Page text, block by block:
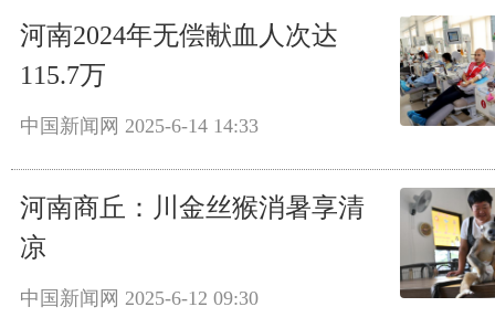
河南2024年无偿献血人次达
115.7万
中国新闻网 2025-6-14 14:33
河南商丘：川金丝猴消暑享清
凉
中国新闻网 2025-6-12 09:30